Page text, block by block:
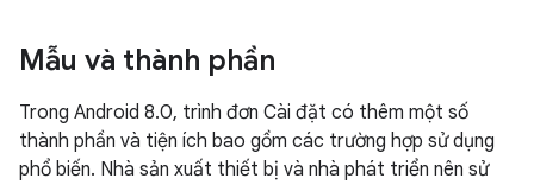
Mẫu và thành phần
Trong Android 8.0, trình đơn Cài đặt có thêm một số
thành phần và tiện ích bao gồm các trường hợp sử dụng
phổ biến. Nhà sản xuất thiết bị và nhà phát triển nên sử